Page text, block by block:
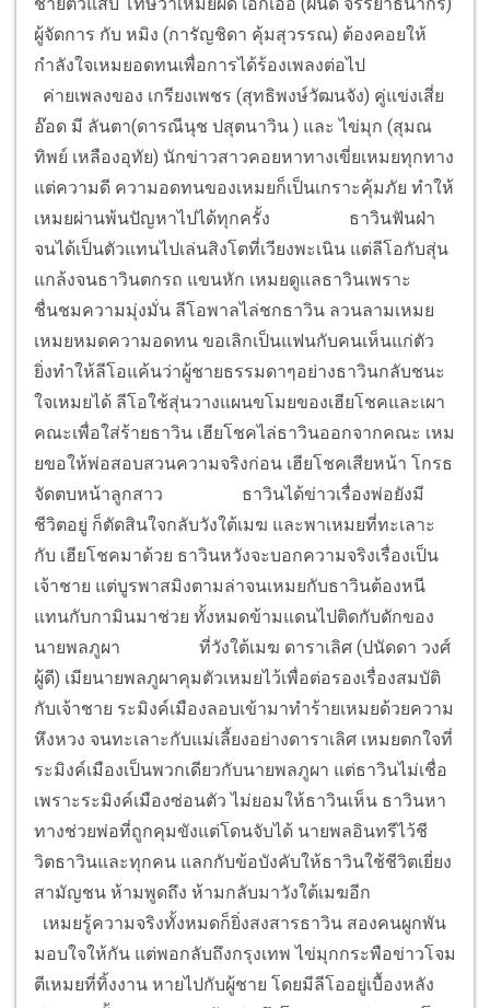
ผู้จัดการ กับ หมิง (การัญชิดา คุ้มสุวรรณ) ต้องคอยให้
กำลังใจเหมยอดทนเพื่อการได้ร้องเพลงต่อไป
ค่ายเพลงของ เกรียงเพชร (สุทธิพงษ์วัฒนจัง) คู่แข่งเสี่ย
อ๊อด มี ลันตา(ดารณีนุช ปสุตนาวิน ) และ ไข่มุก (สุมณ
ทิพย์ เหลืองอุทัย) นักข่าวสาวคอยหาทางเขี่ยเหมยทุกทาง
แต่ความดี ความอดทนของเหมยก็เป็นเกราะคุ้มภัย ทำให้
เหมยผ่านพ้นปัญหาไปได้ทุกครั้ง
ธาวินฟันฝ่า
จนได้เป็นตัวแทนไปเล่นสิงโตที่เวียงพะเนิน แต่ลีโอกับสุ่น
แกล้งจนธาวินตกรถ แขนหัก เหมยดูแลธาวินเพราะ
ชื่นชมความมุ่งมั่น ลีโอพาลไล่ชกธาวิน ลวนลามเหมย
เหมยหมดความอดทน ขอเลิกเป็นแฟนกับคนเห็นแก่ตัว
ยิ่งทำให้ลีโอแค้นว่าผู้ชายธรรมดาๆอย่างธาวินกลับชนะ
ใจเหมยได้ ลีโอใช้สุ่นวางแผนขโมยของเฮียโชคและเผา
คณะเพื่อใส่ร้ายธาวิน เฮียโชคไล่ธาวินออกจากคณะ เหม
ยขอให้พ่อสอบสวนความจริงก่อน เฮียโชคเสียหน้า โกรธ
จัดตบหน้าลูกสาว
ธาวินได้ข่าวเรื่องพ่อยังมี
ชีวิตอยู่ ก็ตัดสินใจกลับวังใต้เมฆ และพาเหมยที่ทะเลาะ
กับ เฮียโชคมาด้วย ธาวินหวังจะบอกความจริงเรื่องเป็น
เจ้าชาย แต่บูรพาสมิงตามล่าจนเหมยกับธาวินต้องหนี
แทนกับกามินมาช่วย ทั้งหมดข้ามแดนไปติดกับดักของ
นายพลภูผา
ที่วังใต้เมฆ ดาราเลิศ (ปนัดดา วงศ์
ผู้ดี) เมียนายพลภูผาคุมตัวเหมยไว้เพื่อต่อรองเรื่องสมบัติ
กับเจ้าชาย ระมิงค์เมืองลอบเข้ามาทำร้ายเหมยด้วยความ
หึงหวง จนทะเลาะกับแม่เลี้ยงอย่างดาราเลิศ เหมยตกใจที่
ระมิงค์เมืองเป็นพวกเดียวกับนายพลภูผา แต่ธาวินไม่เชื่อ
เพราะระมิงค์เมืองซ่อนตัว ไม่ยอมให้ธาวินเห็น ธาวินหา
ทางช่วยพ่อที่ถูกคุมขังแต่โดนจับได้ นายพลอินทรีไว้ชี
วิตธาวินและทุกคน แลกกับข้อบังคับให้ธาวินใช้ชีวิตเยี่ยง
สามัญชน ห้ามพูดถึง ห้ามกลับมาวังใต้เมฆอีก
เหมยรู้ความจริงทั้งหมดก็ยิ่งสงสารธาวิน สองคนผูกพัน
มอบใจให้กัน แต่พอกลับถึงกรุงเทพ ไข่มุกกระพือข่าวโจม
ตีเหมยที่ทิ้งงาน หายไปกับผู้ชาย โดยมีลีโออยู่เบื้องหลัง